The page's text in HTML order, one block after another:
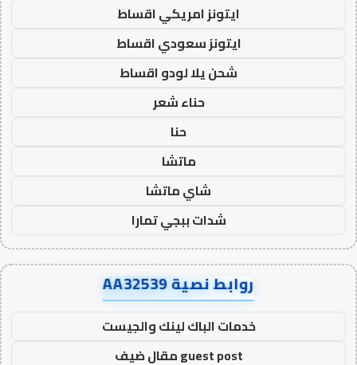
ايتونز امريكي اقساط
ايتونز سعودي اقساط
شحن يلا لودو اقساط
حناء شعر
حنا
ماتشا
شاي ماتشا
شدات ببجي تمارا
روابط نصية AA32539
خدمات الباك لينك والجيست
guest post مقال ضيف